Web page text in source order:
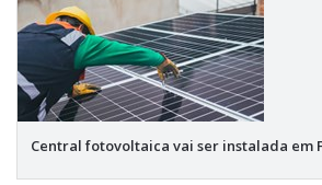
Central fotovoltaica vai ser instalada em